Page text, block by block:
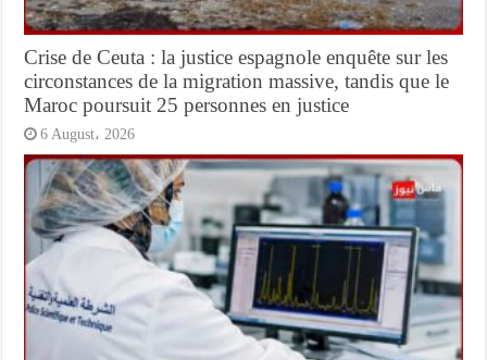
Crise de Ceuta : la justice espagnole enquête sur les
circonstances de la migration massive, tandis que le
Maroc poursuit 25 personnes en justice
6 August، 2026